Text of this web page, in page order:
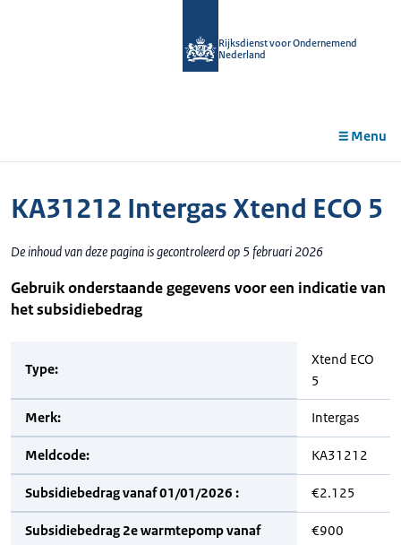
Rijksdienst voor Ondernemend
Nederland
Menu
KA31212 Intergas Xtend ECO 5
De inhoud van deze pagina is gecontroleerd op 5 februari 2026
Gebruik onderstaande gegevens voor een indicatie van
het subsidiebedrag
Type:
Xtend ECO
5
Merk: Intergas
Meldcode: KA31212
Subsidiebedrag vanaf 01/01/2026 : €2.125
Subsidiebedrag 2e warmtepomp vanaf
€900